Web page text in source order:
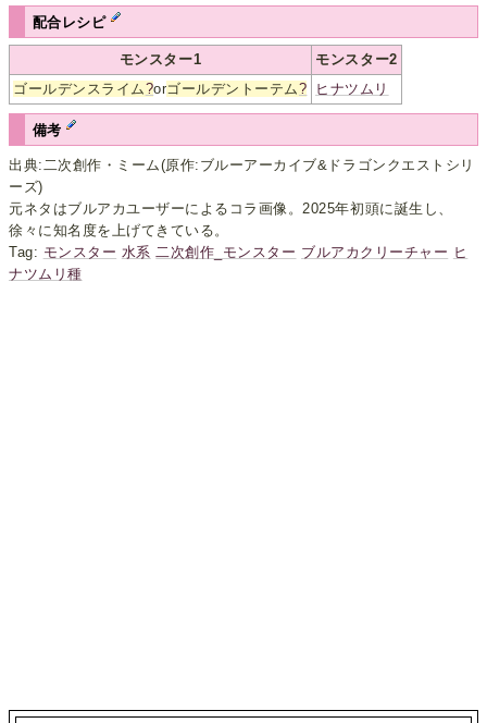
配合レシピ
モンスター1
モンスター2
ゴールデンスライム?orゴールデントーテム? ヒナツムリ
備考
出典:二次創作・ミーム(原作:ブルーアーカイブ&ドラゴンクエストシリ
ーズ)
元ネタはブルアカユーザーによるコラ画像。2025年初頭に誕生し、
徐々に知名度を上げてきている。
Tag: モンスター 水系 二次創作_モンスター ブルアカクリーチャー ヒ
ナツムリ種